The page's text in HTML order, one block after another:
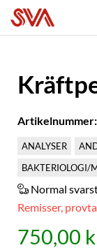
Artikelnummer:
ANALYSER
BAKTERIOLOGI/
Normal
Remisser,
750,00